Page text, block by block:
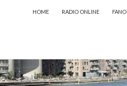
HOME
RADIO ONLINE FANO